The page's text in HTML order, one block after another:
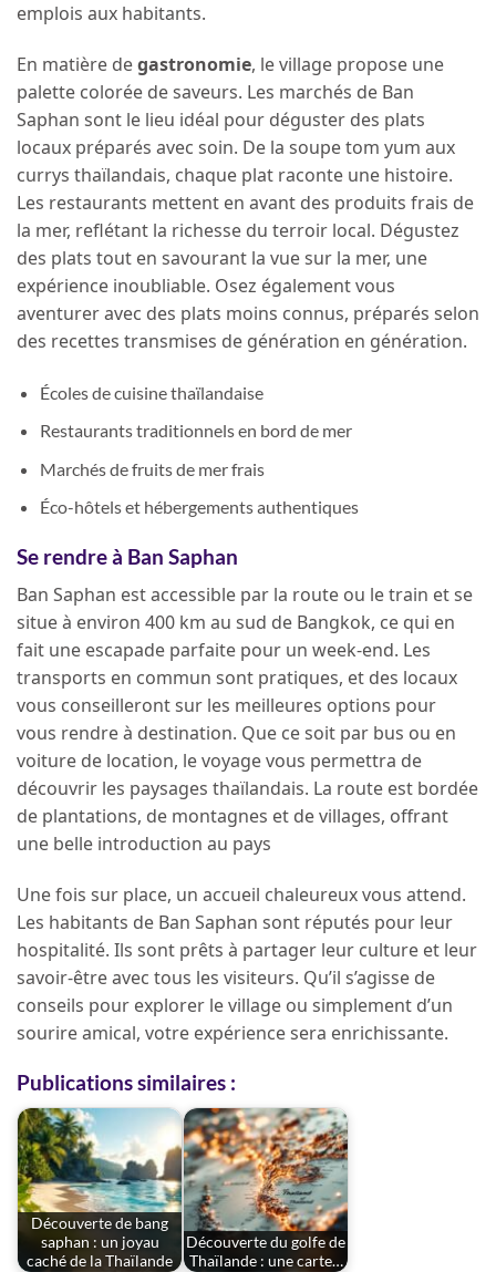
emplois aux habitants.
En matière degastronomie, le village propose une
palette colorée de saveurs. Les marchés de Ban
Saphan sont le lieu idéal pour déguster des plats
locaux préparés avec soin. De la soupe tom yum aux
currys thaïlandais, chaque plat raconte une histoire.
Les restaurants mettent en avant des produits frais de
la mer, reflétant la richesse du terroir local. Dégustez
des plats tout en savourant la vue sur la mer, une
expérience inoubliable. Osez également vous
aventurer avec des plats moins connus, préparés selon
des recettes transmises de génération en génération.
Écoles de cuisine thaïlandaise
Restaurants traditionnels en bord de mer
Marchés de fruits de mer frais
Éco-hôtels et hébergements authentiques
Se rendre à Ban Saphan
Ban Saphan est accessible par la route ou le train et se
situe à environ 400 km au sud de Bangkok, ce qui en
fait une escapade parfaite pour un week-end. Les
transports en commun sont pratiques, et des locaux
vous conseilleront sur les meilleures options pour
vous rendre à destination. Que ce soit par bus ou en
voiture de location, le voyage vous permettra de
découvrir les paysages thaïlandais. La route est bordée
de plantations, de montagnes et de villages, offrant
une belle introduction au pays
Une fois sur place, un accueil chaleureux vous attend.
Les habitants de Ban Saphan sont réputés pour leur
hospitalité. Ils sont prêts à partager leur culture et leur
savoir-être avec tous les visiteurs. Qu’il s’agisse de
conseils pour explorer le village ou simplement d’un
sourire amical, votre expérience sera enrichissante.
Publications similaires :
Découverte de bang
saphan : un joyau
caché de la Thaïlande
Découverte du golfe de
Thaïlande : une carte…